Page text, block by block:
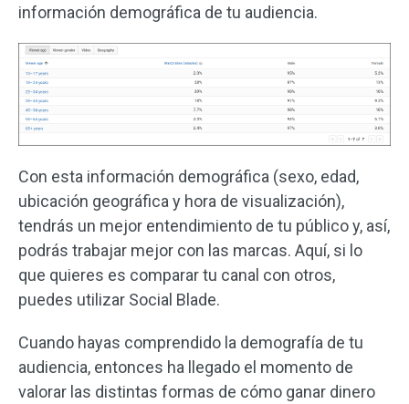
información demográfica de tu audiencia.
Con esta información demográfica (sexo, edad,
ubicación geográfica y hora de visualización),
tendrás un mejor entendimiento de tu público y, así,
podrás trabajar mejor con las marcas. Aquí, si lo
que quieres es comparar tu canal con otros,
puedes utilizar Social Blade.
Cuando hayas comprendido la demografía de tu
audiencia, entonces ha llegado el momento de
valorar las distintas formas de cómo ganar dinero